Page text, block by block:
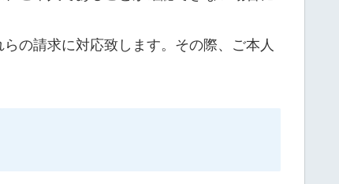
の請求に対応致します。その際、ご本人